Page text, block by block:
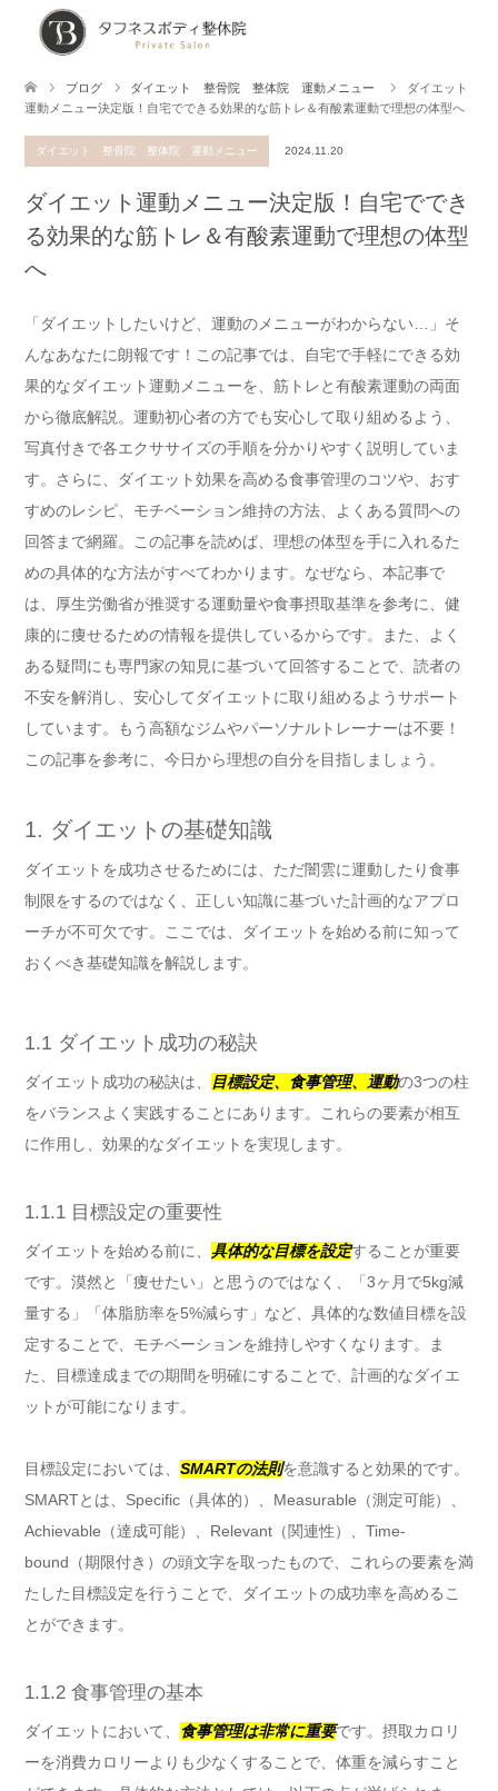
ブログ ダイエット 整骨院 整体院 運動メニュー
ダイエット
運動メニュー決定版！自宅でできる効果的な筋トレ＆有酸素運動で理想の体型へ
ダイエット 整骨院 整体院 運動メニュー 2024.11.20
ダイエット運動メニュー決定版！自宅ででき
る効果的な筋トレ＆有酸素運動で理想の体型
へ
「ダイエットしたいけど、運動のメニューがわからない…」そ
んなあなたに朗報です！この記事では、自宅で手軽にできる効
果的なダイエット運動メニューを、筋トレと有酸素運動の両面
から徹底解説。運動初心者の方でも安心して取り組めるよう、
写真付きで各エクササイズの手順を分かりやすく説明していま
す。さらに、ダイエット効果を高める食事管理のコツや、おす
すめのレシピ、モチベーション維持の方法、よくある質問への
回答まで網羅。この記事を読めば、理想の体型を手に入れるた
めの具体的な方法がすべてわかります。なぜなら、本記事で
は、厚生労働省が推奨する運動量や食事摂取基準を参考に、健
康的に痩せるための情報を提供しているからです。また、よく
ある疑問にも専門家の知見に基づいて回答することで、読者の
不安を解消し、安心してダイエットに取り組めるようサポート
しています。もう高額なジムやパーソナルトレーナーは不要！
この記事を参考に、今日から理想の自分を目指しましょう。
1. ダイエットの基礎知識
ダイエットを成功させるためには、ただ闇雲に運動したり食事
制限をするのではなく、正しい知識に基づいた計画的なアプロ
ーチが不可欠です。ここでは、ダイエットを始める前に知って
おくべき基礎知識を解説します。
1.1 ダイエット成功の秘訣
ダイエット成功の秘訣は、 目標設定、食事管理、運動の3つの柱
をバランスよく実践することにあります。これらの要素が相互
に作用し、効果的なダイエットを実現します。
1.1.1 目標設定の重要性
ダイエットを始める前に、 具体的な目標を設定することが重要
です。漠然と「痩せたい」と思うのではなく、「3ヶ月で5kg減
量する」「体脂肪率を5%減らす」など、具体的な数値目標を設
定することで、モチベーションを維持しやすくなります。ま
た、目標達成までの期間を明確にすることで、計画的なダイエ
ットが可能になります。
目標設定においては、 SMARTの法則を意識すると効果的です。
SMARTとは、Specific（具体的）、Measurable（測定可能）、
Achievable（達成可能）、Relevant（関連性）、Time-
bound（期限付き）の頭文字を取ったもので、これらの要素を満
たした目標設定を行うことで、ダイエットの成功率を高めるこ
とができます。
1.1.2 食事管理の基本
ダイエットにおいて、 食事管理は非常に重要です。摂取カロリ
ーを消費カロリーよりも少なくすることで、体重を減らすこと